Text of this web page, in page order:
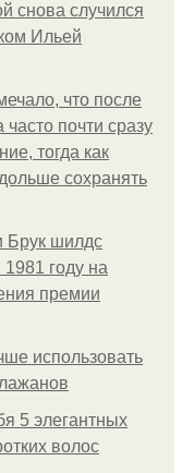
снова случился
Ильей
что после
почти сразу
тогда как
сохранять
Брук шилдс
году на
премии
использовать
5 элегантных
волос